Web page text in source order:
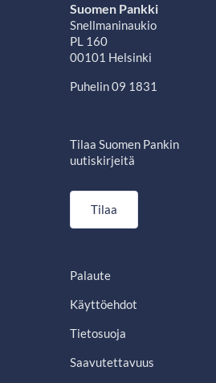
Suomen Pankki
Snellmaninaukio
PL 160
00101 Helsinki
Puhelin 09 1831
Tilaa Suomen Pankin
uutiskirjeitä
Tilaa
Palaute
Käyttöehdot
Tietosuoja
Saavutettavuus